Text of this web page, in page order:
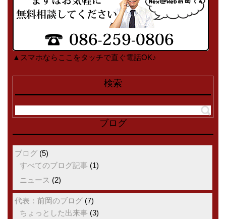
▲スマホならここをタッチで直ぐ電話OK♪
検索
ブログ
ブログ(5)
すべてのブログ記事(1)
ニュース (2)
代表：前岡のブログ(7)
ちょっとした出来事(3)